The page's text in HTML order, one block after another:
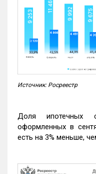
Источник: Росреестр
Доля ипотечных
оформленных в
есть на 3% меньше,